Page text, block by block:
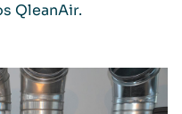
QleanAir.